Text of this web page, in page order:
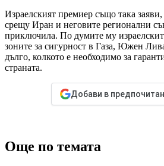
Израелският премиер също така
срещу Иран и неговите регионални
приключила. По думите му
зоните за сигурност в Газа, Южен
дълго, колкото е необходимо за
страната.
Добави в
Още по темата